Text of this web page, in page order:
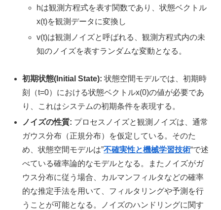
hは観測方程式を表す関数であり、状態ベクトル
x(t)を観測データに変換し
v(t)は観測ノイズと呼ばれる、観測方程式内の未
知のノイズを表すランダムな変動となる。
初期状態(Initial State): 状態空間モデルでは、初期時
刻（t=0）における状態ベクトルx(0)の値が必要であ
り、これはシステムの初期条件を表現する。
ノイズの性質: プロセスノイズと観測ノイズは、通常
ガウス分布（正規分布）を仮定している。そのた
め、状態空間モデルは”不確実性と機械学習技術“で述
べている確率論的なモデルとなる。またノイズがガ
ウス分布に従う場合、カルマンフィルタなどの確率
的な推定手法を用いて、フィルタリングや予測を行
うことが可能となる。ノイズのハンドリングに関す